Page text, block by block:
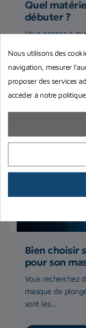
Quel
débuter ?
Vous pensez à
toutes vos
Bien choisir
pour son
Vous recherchez
masque de
sont les...
Nous utilisons des
navigation, mesurer
proposer des services
accéder à notre